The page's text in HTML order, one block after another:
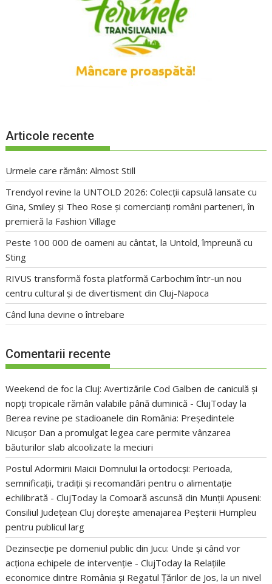
Articole recente
Urmele care rămân: Almost Still
Trendyol revine la UNTOLD 2026: Colecții capsulă lansate cu
Gina, Smiley și Theo Rose și comercianți români parteneri, în
premieră la Fashion Village
Peste 100 000 de oameni au cântat, la Untold, împreună cu
Sting
RIVUS transformă fosta platformă Carbochim într-un nou
centru cultural și de divertisment din Cluj-Napoca
Când luna devine o întrebare
Comentarii recente
Weekend de foc la Cluj: Avertizările Cod Galben de caniculă și
nopți tropicale rămân valabile până duminică - ClujToday la
Berea revine pe stadioanele din România: Președintele
Nicușor Dan a promulgat legea care permite vânzarea
băuturilor slab alcoolizate la meciuri
Postul Adormirii Maicii Domnului la ortodocși: Perioada,
semnificații, tradiții și recomandări pentru o alimentație
echilibrată - ClujToday laComoară ascunsă din Munții Apuseni:
Consiliul Județean Cluj dorește amenajarea Peșterii Humpleu
pentru publicul larg
Dezinsecție pe domeniul public din Jucu: Unde și când vor
acționa echipele de intervenție - ClujToday la Relațiile
economice dintre România și Regatul Țărilor de Jos, la un nivel